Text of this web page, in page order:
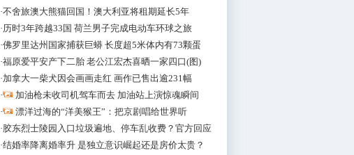
·不舍旅澳大熊猫回国！澳大利亚将租期延长5年
·历时3年跨越33国 荷兰男子完成电动车环球之旅
·佛罗里达州国家捕获巨蟒 长度超5米体内有73颗蛋
·福原爱平安产下二胎 老公江宏杰喜晒一家四口(图)
·加拿大一柴犬因会画画走红 画作已售出逾231幅
·
加油枪未收司机驾车而去 加油站上演惊魂瞬间
·
漂洋过海的“洋美猴王”：把京剧唱给世界听
·胶东烈士陵园入口垃圾遍地、停车乱收费？官方回应
·结婚率降离婚率升 是独立意识崛起还是房价太贵？